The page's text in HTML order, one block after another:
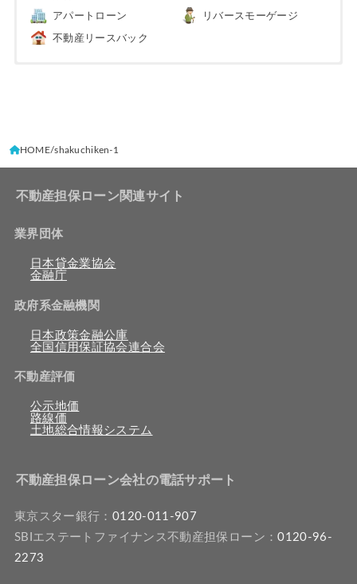
アパートローン リバースモーゲージ
不動産リースバック
HOME shakuchiken-1
不動産担保ローン関連サイト
業界団体
日本貸金業協会
金融庁
政府系金融機関
日本政策金融公庫
全国信用保証協会連合会
不動産評価
公示地価
路線価
土地総合情報システム
不動産担保ローン会社の電話サポート
東京スター銀行： 0120-011-907
SBIエステートファイナンス不動産担保ローン：0120-96-
2273